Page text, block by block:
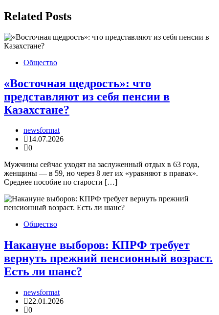
Related Posts
Общество
«Восточная щедрость»: что
представляют из себя пенсии в
Казахстане?
newsformat
14.07.2026
0
Мужчины сейчас уходят на заслуженный отдых в 63 года,
женщины — в 59, но через 8 лет их «уравняют в правах».
Среднее пособие по старости […]
Общество
Накануне выборов: КПРФ требует
вернуть прежний пенсионный возраст.
Есть ли шанс?
newsformat
22.01.2026
0